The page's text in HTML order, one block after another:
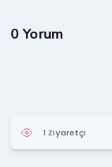
0 Yorum
1 Ziyaretçi